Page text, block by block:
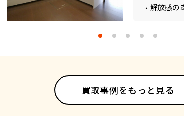
解放感の
買取事例をもっと見る